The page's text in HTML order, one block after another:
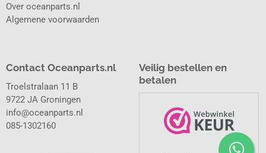
Over oceanparts.nl
Algemene voorwaarden
Contact Oceanparts.nl
Troelstralaan 11 B
9722 JA Groningen
info@oceanparts.nl
085-1302160
Veilig bestellen en
betalen